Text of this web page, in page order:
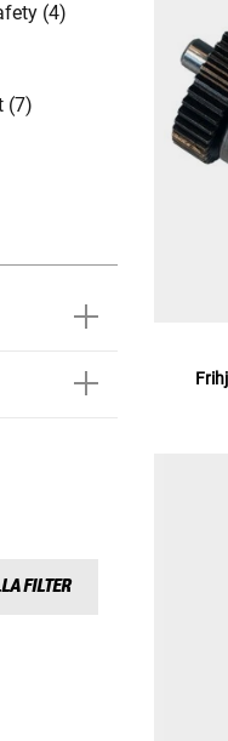
(4)
(7)
FILTER